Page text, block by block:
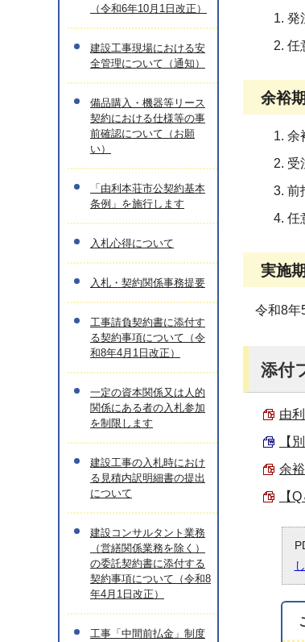
発
任
余裕
余
受
前
任
実施
令和8年
添付
由
【
余
【
（令和6年10月1日改正）
建設工事現場における安
全管理について（通知）
備品購入・機器等リース
契約における仕様等の事
前確認について（お願
い）
「由利本荘市公契約基本
条例」を施行します
入札心得について
入札・契約関係事務提要
工事請負契約書に添付す
る契約事項について（令
和8年4月1日改正）
一定の資本関係又は人的
関係にある者の入札参加
を制限します
建設工事の入札時におけ
る見積内訳明細書の提出
について
建設コンサルタント業務
（営繕関係業務を除く）
の委託契約書に添付する
契約事項について（令和8
年4月1日改正）
工事「中間前払金」制度